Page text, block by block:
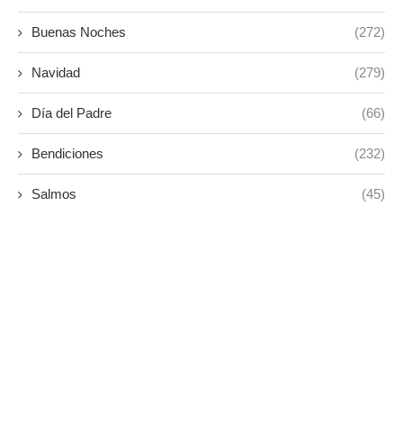
Buenas Noches (272)
Navidad (279)
Día del Padre (66)
Bendiciones (232)
Salmos (45)